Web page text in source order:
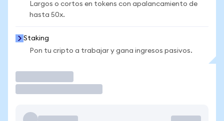
Largos o cortos en tokens con apalancamiento de
hasta 50x.
Staking
Pon tu cripto a trabajar y gana ingresos pasivos.